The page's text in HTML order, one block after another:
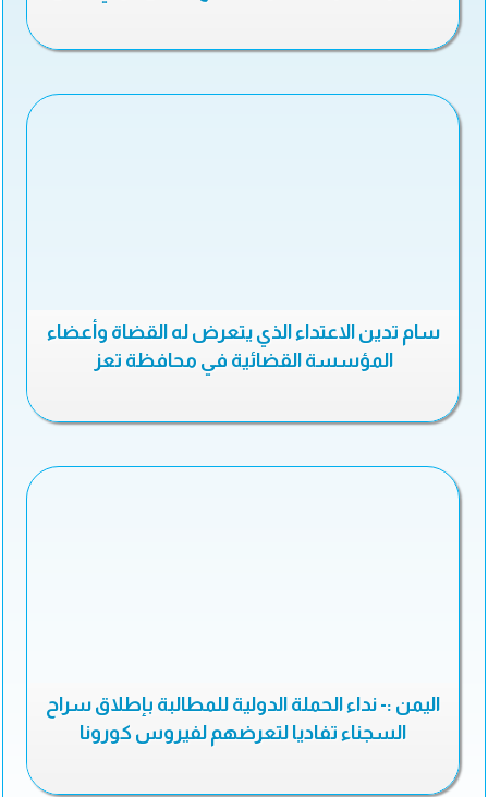
سام تدين الاعتداء الذي يتعرض له القضاة وأعضاء
المؤسسة القضائية في محافظة تعز
اليمن :- نداء الحملة الدولية للمطالبة بإطلاق سراح
السجناء تفاديا لتعرضهم لفيروس كورونا